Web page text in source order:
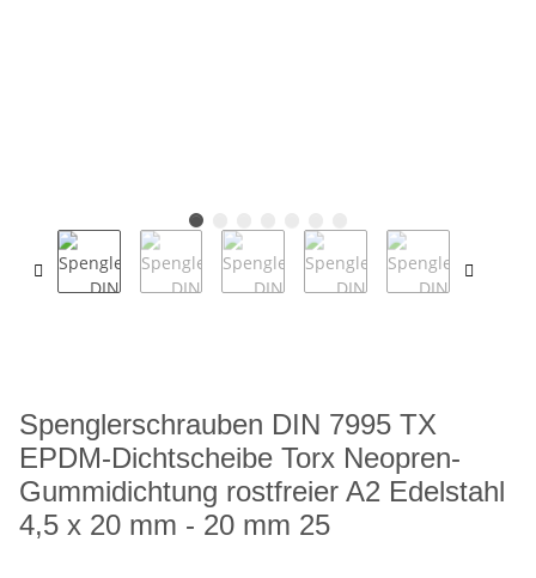
Spenglerschrauben DIN 7995 TX
EPDM-Dichtscheibe Torx Neopren-
Gummidichtung rostfreier A2 Edelstahl
4,5 x 20 mm - 20 mm 25